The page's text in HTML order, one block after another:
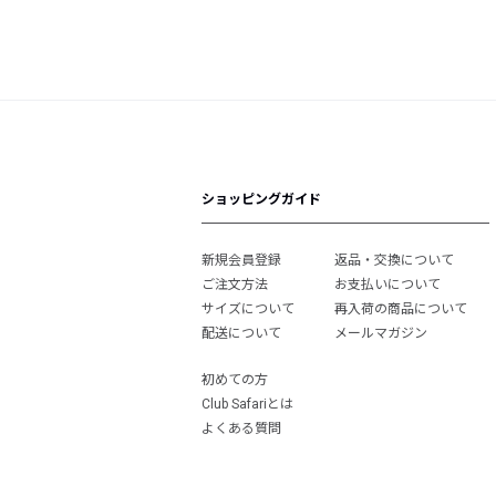
ショッピングガイド
新規会員登録
ご注文方法
サイズについて
配送について
返品・交換について
お支払いについて
再入荷の商品について
メールマガジン
初めての方
Club Safariとは
よくある質問